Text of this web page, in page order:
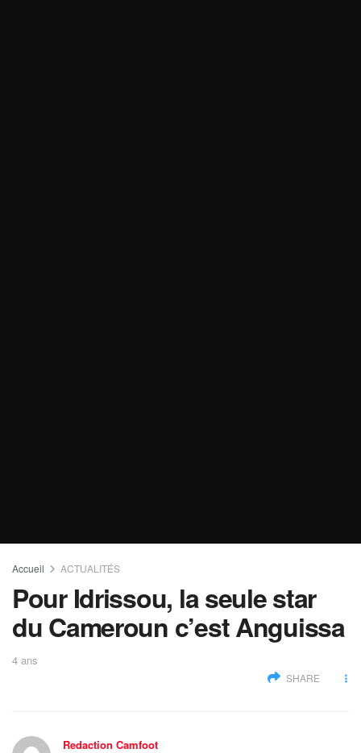
Accueil ACTUALITÉS
Pour Idrissou, la seule star
du Cameroun c’est Anguissa
4 ans
SHARE
Redaction Camfoot